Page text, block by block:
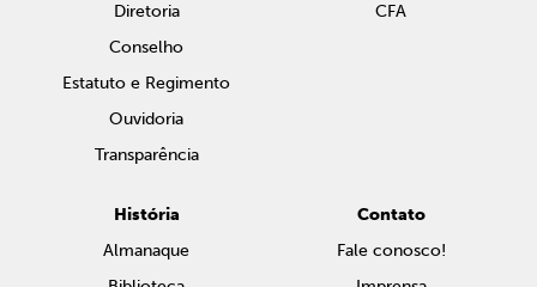
Diretoria
Conselho
Estatuto e Regimento
Ouvidoria
Transparência
CFA
História
Almanaque
Contato
Fale conosco!